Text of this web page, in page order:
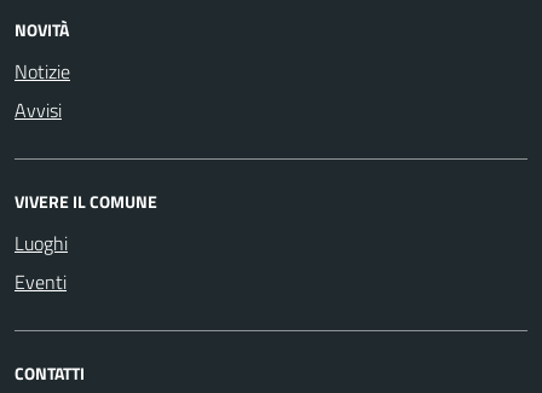
NOVITÀ
Notizie
Avvisi
VIVERE IL COMUNE
Luoghi
Eventi
CONTATTI